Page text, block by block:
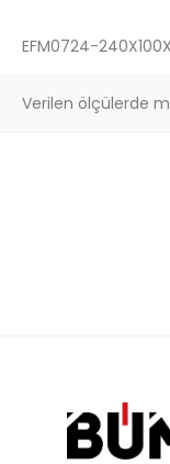
EFM0724-
Verilen ölçülerde